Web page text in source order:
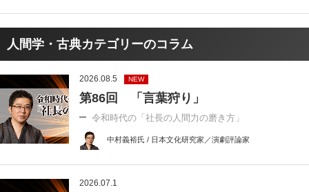
人間学・古典カテゴリーのコラム
2026.08.5 NEW
第86回 「言葉狩り」
令和時代の「社長の人間力の磨き方」
中村義裕氏 / 日本文化研究家／演劇評論家
2026.07.1